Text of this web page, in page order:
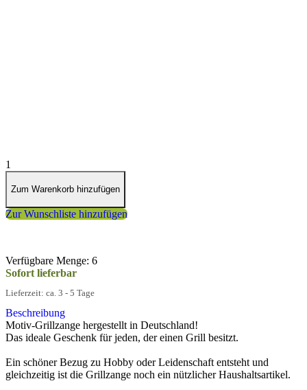
1
Zum Warenkorb hinzufügen
Zur Wunschliste hinzufügen
Verfügbare Menge: 6
Sofort lieferbar
Lieferzeit: ca. 3 - 5 Tage
Beschreibung
Motiv-Grillzange hergestellt in Deutschland!
Das ideale Geschenk für jeden, der einen Grill besitzt.
Ein schöner Bezug zu Hobby oder Leidenschaft entsteht und
gleichzeitig ist die Grillzange noch ein nützlicher Haushaltsartikel.